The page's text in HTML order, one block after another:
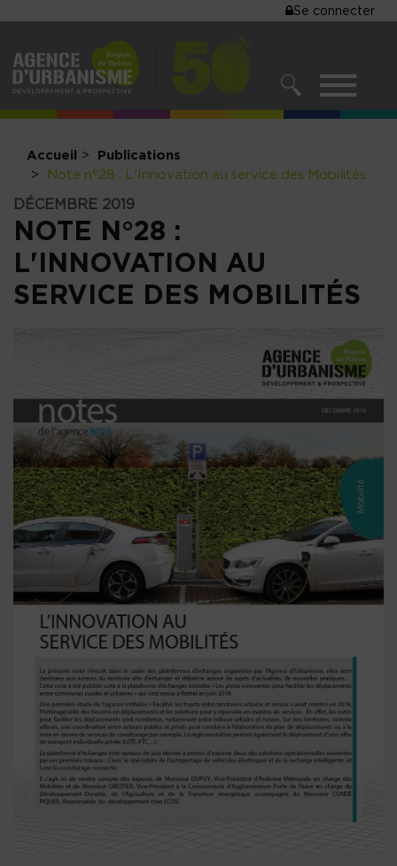
contenu
principal
MENU
DE
Se connecter
MENU
Accueil Publications
Note n°28 : L'Innovation au service des Mobilités
DÉCEMBRE 2019
NOTE N°28 :
L'INNOVATION AU
SERVICE DES MOBILITÉS